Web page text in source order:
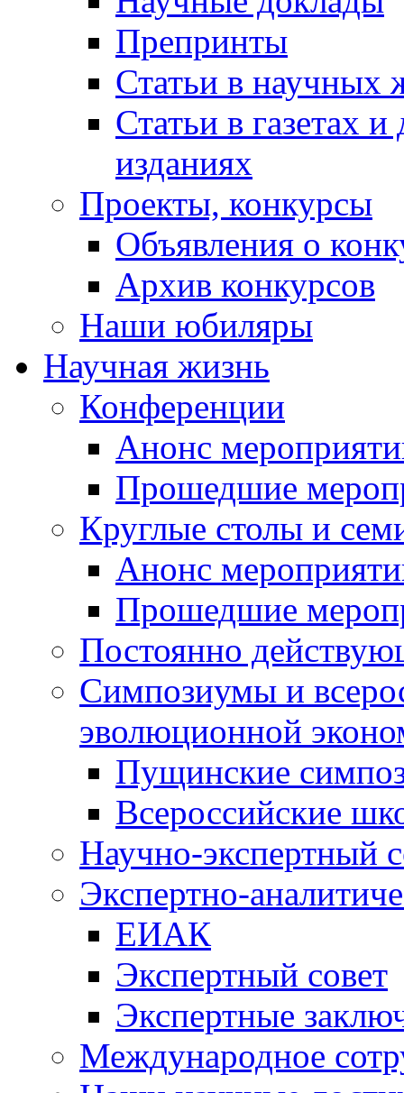
Препринты
Статьи в научных
Статьи в газетах
изданиях
Проекты, конкурсы
Объявления о
Архив конкурсов
Наши юбиляры
Научная жизнь
Конференции
Анонс
Прошедшие
Круглые столы и
Анонс
Прошедшие
Постоянно
Симпозиумы и
эволюционной
Пущинские
Всероссийские
Научно-экспертный
Экспертно-
ЕИАК
Экспертный совет
Экспертные
Международное